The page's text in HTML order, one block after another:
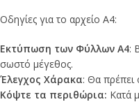
Οδηγίες για το αρχείο Α4:
Εκτύπωση των Φύλλων Α4:
σωστό μέγεθος.
Έλεγχος Χάρακα: Θα πρέπει
Κόψτε τα περιθώρια: Κατά